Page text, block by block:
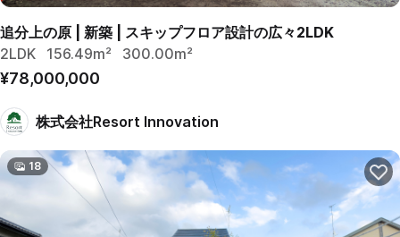
追分上の原 | 新築 | スキップフロア設計の広々2LDK
2LDK
156.49m² 300.00m²
¥78,000,000
株式会社Resort Innovation
18